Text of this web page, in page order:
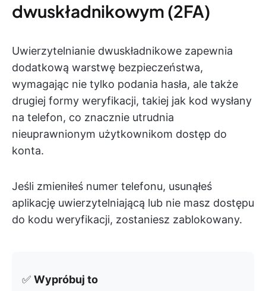
dwuskładnikowym (2FA)
Uwierzytelnianie dwuskładnikowe zapewnia
dodatkową warstwę bezpieczeństwa,
wymagając nie tylko podania hasła, ale także
drugiej formy weryfikacji, takiej jak kod wysłany
na telefon, co znacznie utrudnia
nieuprawnionym użytkownikom dostęp do
konta.
Jeśli zmieniłeś numer telefonu, usunąłeś
aplikację uwierzytelniającą lub nie masz dostępu
do kodu weryfikacji, zostaniesz zablokowany.
✅ Wypróbuj to